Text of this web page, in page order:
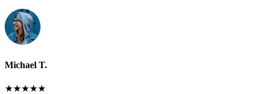
Michael T.
★★★★★